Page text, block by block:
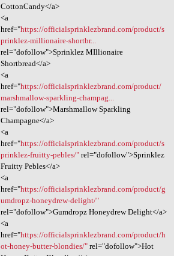
CottonCandy</a>
<a
href="https://officialsprinklezbrand.com/product/s
prinklez-millionaire-shortbr...
rel="dofollow">Sprinklez MIllionaire
Shortbread</a>
<a
href="https://officialsprinklezbrand.com/product/
marshmallow-sparkling-champag...
rel="dofollow">Marshmallow Sparkling
Champagne</a>
<a
href="https://officialsprinklezbrand.com/product/s
prinklez-fruitty-pebles/"rel="dofollow">Sprinklez
Fruitty Pebles</a>
<a
href="https://officialsprinklezbrand.com/product/g
umdropz-honeydrew-delight/"
rel="dofollow">Gumdropz Honeydrew Delight</a>
<a
href="https://officialsprinklezbrand.com/product/h
ot-honey-butter-blondies/"rel="dofollow">Hot